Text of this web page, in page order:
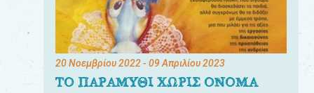
20 Νοεμβρίου 2022- 09 Απριλίου 2023
ΤΟ ΠΑΡΑΜΥΘΙ ΧΩΡΙΣ ΟΝΟΜΑ